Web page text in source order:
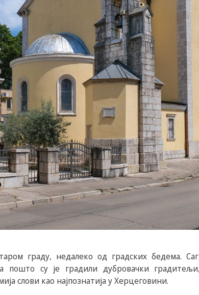
граду, недалеко од градских бедема.
пошто су је градили дубровачки
слови као најпознатија у Херцеговини.